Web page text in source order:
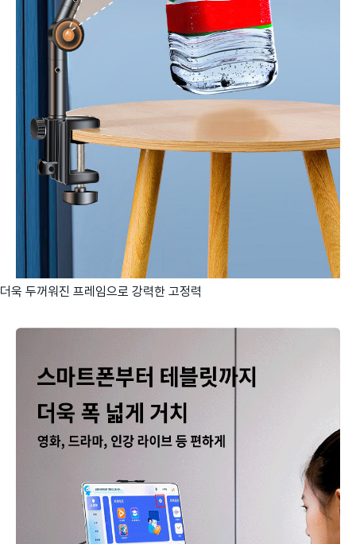
더욱 두꺼워진 프레임으로 강력한 고정력